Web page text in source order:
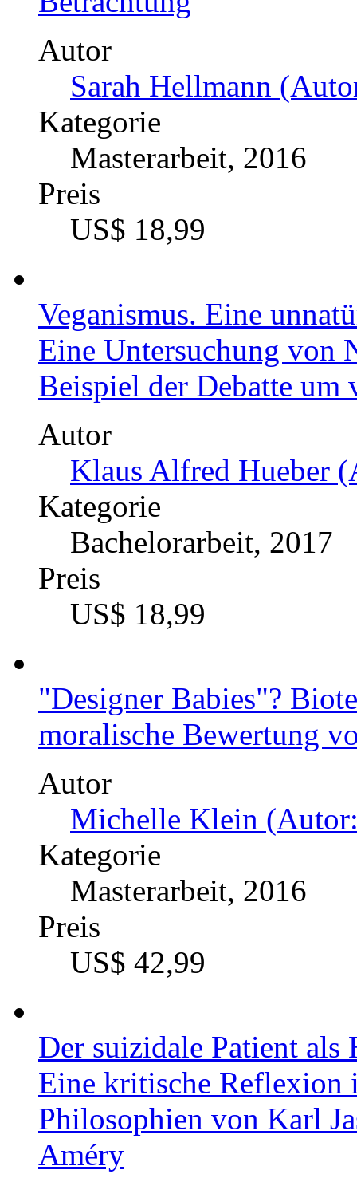
Brian Trenaman
Kategorie
Magisterarbeit, 2004
Preis
US$ 34,99
Menschenwürde und
Das absolute
Autor
Thomas Bauer
Kategorie
Diplomarbeit, 2009
Preis
US$ 21,99
Darf man mit Ablässen
Betrachtung
Autor
Sarah Hellmann
Kategorie
Masterarbeit, 2016
Preis
US$ 18,99
Veganismus. Eine
Eine Untersuchung von
Beispiel der Debatte um